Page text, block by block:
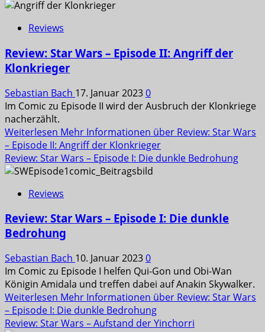
Reviews
Review: Star Wars – Episode II: Angriff der
Klonkrieger
Sebastian Bach 17. Januar 20230
Im Comic zu Episode II wird der Ausbruch der Klonkriege
nacherzählt.
Weiterlesen Mehr Informationen über Review: Star Wars
– Episode II: Angriff der Klonkrieger
Review: Star Wars – Episode I: Die dunkle Bedrohung
Reviews
Review: Star Wars – Episode I: Die dunkle
Bedrohung
Sebastian Bach 10. Januar 20230
Im Comic zu Episode I helfen Qui-Gon und Obi-Wan
Königin Amidala und treffen dabei auf Anakin Skywalker.
Weiterlesen Mehr Informationen über Review: Star Wars
– Episode I: Die dunkle Bedrohung
Review: Star Wars – Aufstand der Yinchorri